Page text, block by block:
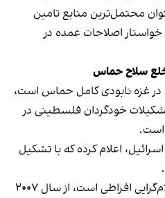
محتمل‌ترین منابع تامین
اصلاحات عمده در
سلاح حماس
در غزه نابودی کامل حماس است،
خودگردان فلسطینی در
است.
اعلام کرده که با تشکیل
حماس که پیرو ایدئولوژی اسلام‌گرایی افراطی است، از سال ۲۰۰۷